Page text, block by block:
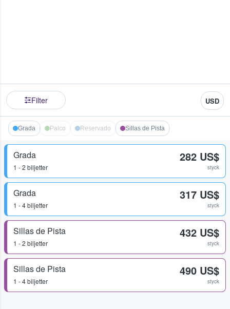
Filter USD
Grada Palco Reservado Sillas de Pista
Grada
1 - 2 biljetter
282 US$
styck
Grada
1 - 4 biljetter
317 US$
styck
Sillas de Pista
1 - 2 biljetter
432 US$
styck
Sillas de Pista
1 - 4 biljetter
490 US$
styck